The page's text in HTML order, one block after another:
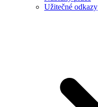
Užitečné odkazy